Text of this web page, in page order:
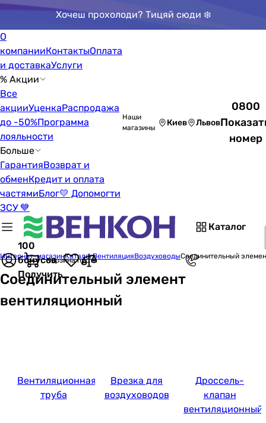
Хочеш прохолоди? Тицяй сюди ❄️
О
компанииКонтактыОплата
и доставкаУслуги
% Акции
Все
акцииУценкаРаспродажа
до -50%Программа
лояльности
Больше
ГарантияВозврат и
обменКредит и оплата
частямиБлог💛 Допомогти
ЗСУ 💙
Наши
магазины
Киев Львов
0800
номер
Каталог
100
бонусов
Получить
Корзина пуста
Интернет-магазинКаталогВентиляцияВоздуховодыСоединительный
Соединительный элемент
вентиляционный
Вентиляционная
труба
Врезка для
воздуховодов
Дроссель-
клапан
вентиляционный